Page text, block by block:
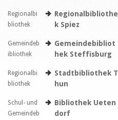
I
P
Q R S
T
Z
Alle anzeigen
Regionalbi
bliothek
Regionalbibliothe
k Spiez
Gemeindeb
ibliothek
Gemeindebibliot
hek Steffisburg
Regionalbi
bliothek
Stadtbibliothek T
hun
Schul- und
Gemeindeb
Bibliothek Ueten
dorf